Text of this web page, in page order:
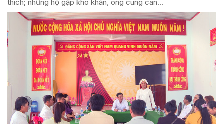
thích; những hộ gặp khó khăn, ông cùng cán...